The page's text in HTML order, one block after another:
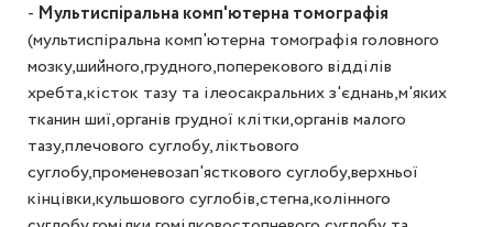
- Мультиспіральна комп'ютерна томографія
(мультиспіральна комп'ютерна томографія головного
мозку,шийного,грудного,поперекового відділів
хребта,кісток тазу та ілеосакральних з'єднань,м'яких
тканин шиї,органів грудної клітки,органів малого
тазу,плечового суглобу,ліктьового
суглобу,променевозап'ясткового суглобу,верхньої
кінцівки,кульшового суглобів,стегна,колінного